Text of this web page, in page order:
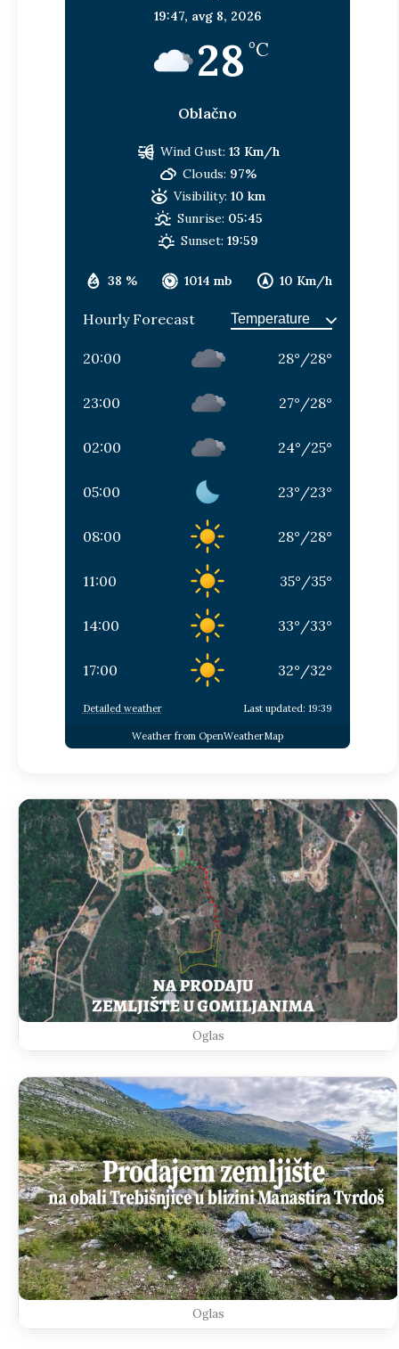
19:47, avg 8, 2026
28 °C
Oblačno
38 % 1014 mb 10 Km/h
Wind Gust: 13 Km/h
Clouds: 97%
Visibility: 10 km
Sunrise: 05:45
Sunset: 19:59
Hourly Forecast
20:00 28° /28°
23:00 27° /28°
02:00 24° /25°
05:00 23° /23°
08:00 28° /28°
11:00 35° /35°
14:00 33° /33°
17:00 32° /32°
Detailed weather Last updated: 19:39
Weather from OpenWeatherMap
Oglas
Oglas